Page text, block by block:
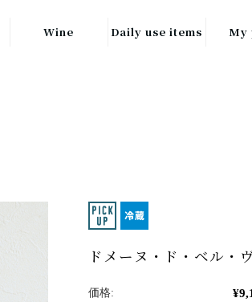
Wine
イタリア
GERMANY
Daily use items
グラス・酒器・
My
ドメーヌ・ド・ベル・
価格: